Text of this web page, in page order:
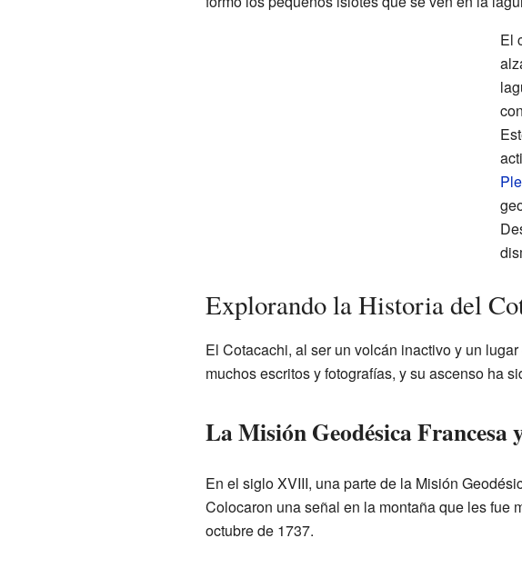
El
Explorando la Historia del
El Cotacachi, al ser un volcán inactivo y un
muchos escritos y fotografías, y su ascenso ha
La Misión Geodésica Francesa
En el siglo XVIII, una parte de la Misión
Colocaron una señal en la montaña que les fue
octubre de 1737.